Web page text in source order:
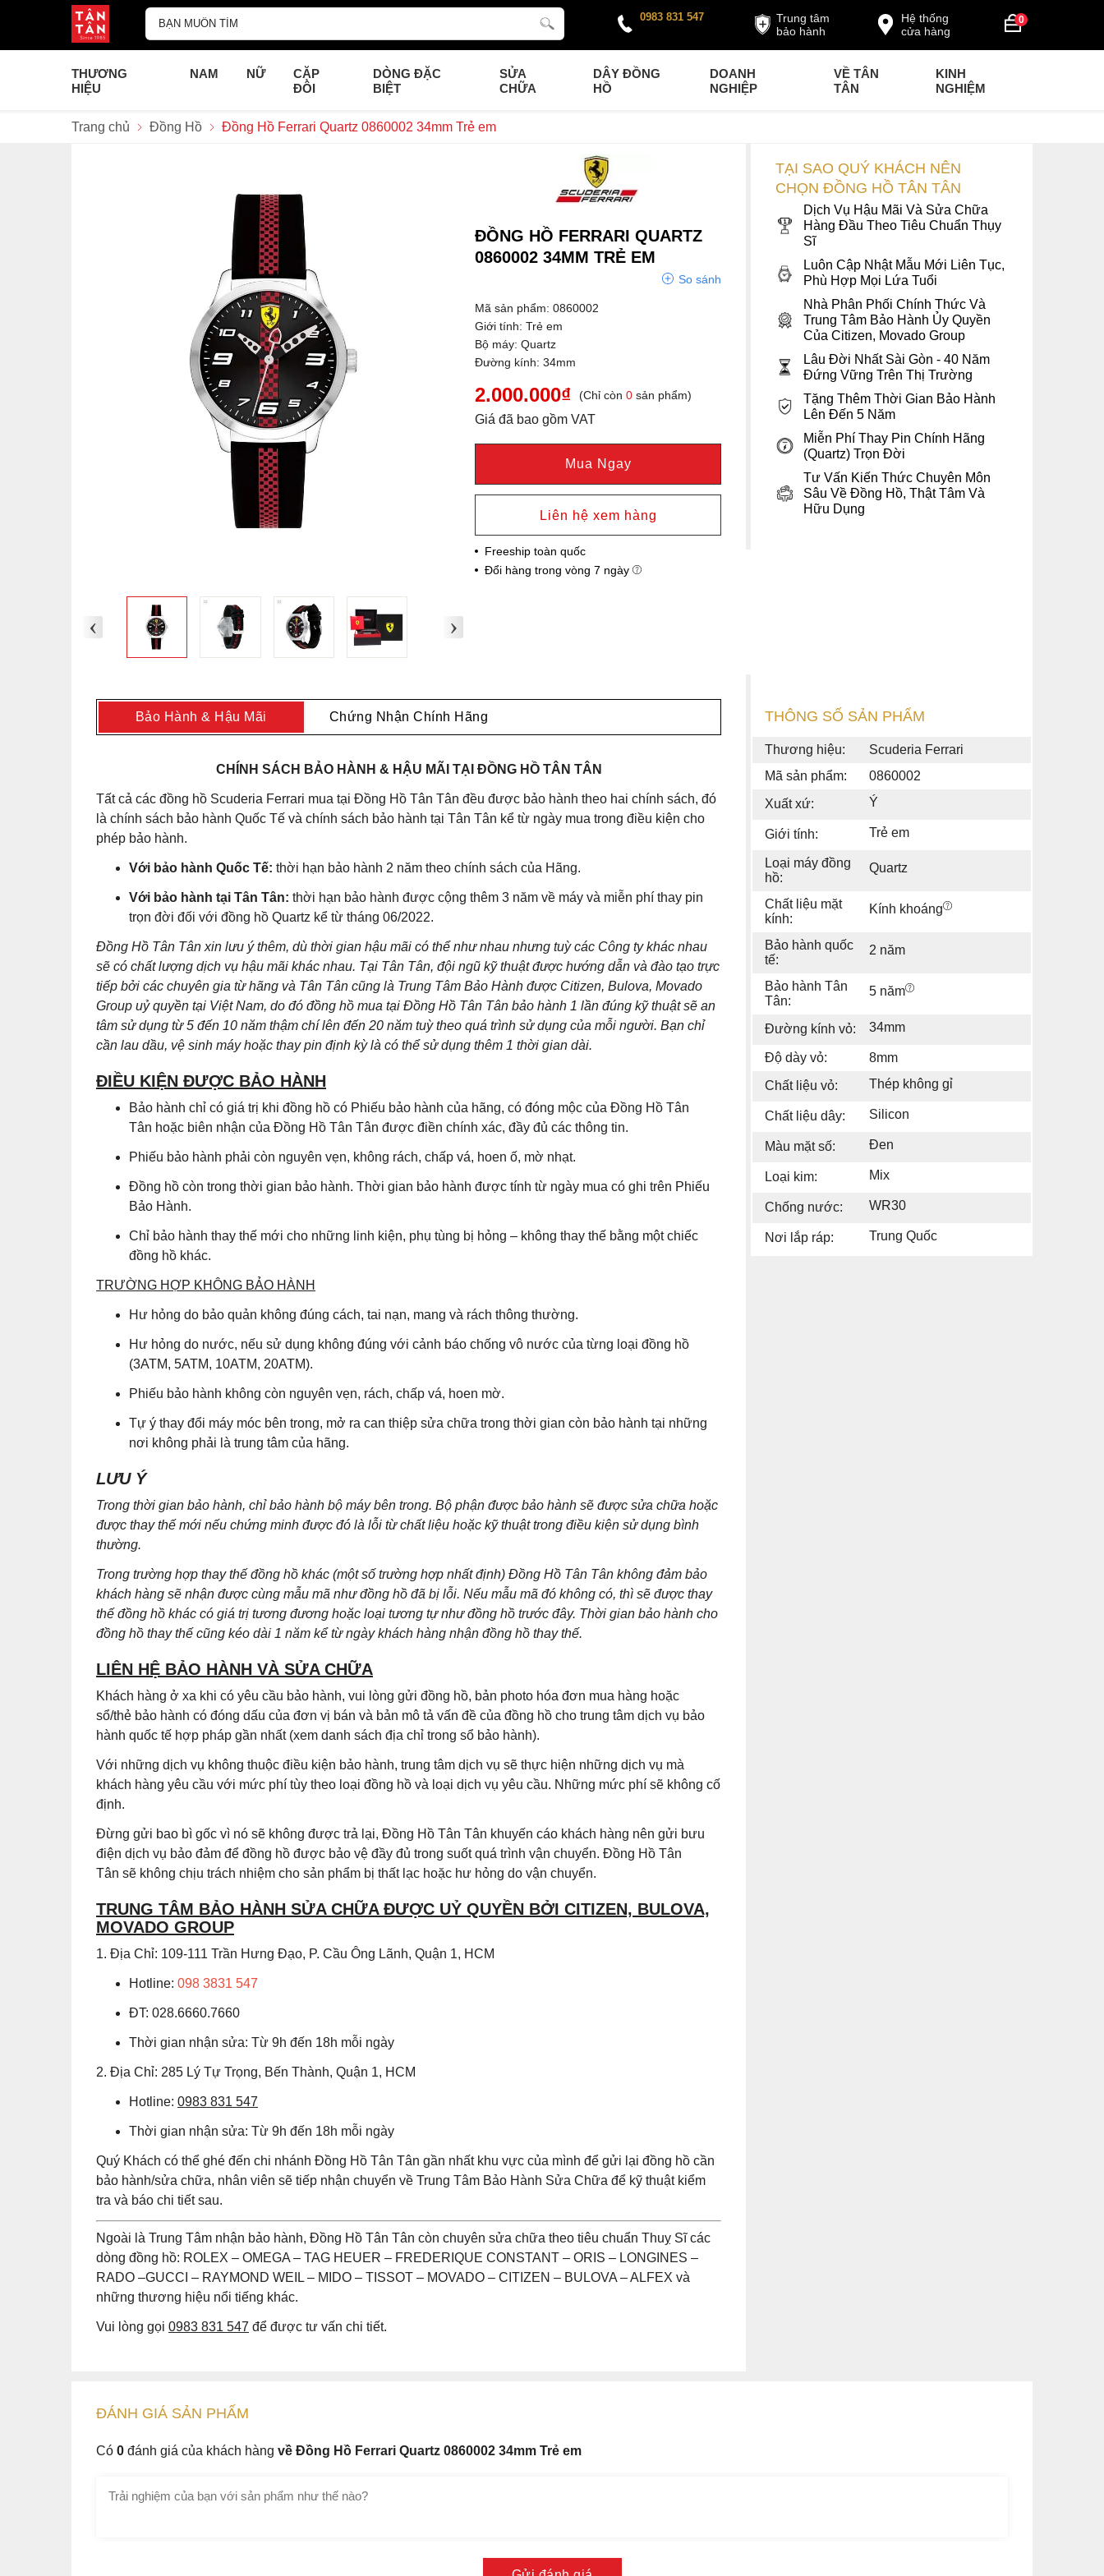
0
Hệ thống
cửa hàng
Trung tâm
bảo hành
0983 831 547
THƯƠNG
HIỆU
NAM NỮ
CẶP
ĐÔI
DÒNG ĐẶC
BIỆT
SỬA
CHỮA
DÂY ĐỒNG
HỒ
DOANH
NGHIỆP
VỀ TÂN
TÂN
KINH
NGHIỆM
Trang chủ Đồng Hồ Đồng Hồ Ferrari Quartz 0860002 34mm Trẻ em
‹ ›
ĐỒNG HỒ FERRARI QUARTZ
0860002 34MM TRẺ EM
So sánh
Mã sản phẩm: 0860002
Giới tính: Trẻ em
Bộ máy: Quartz
Đường kính: 34mm
2.000.000₫ (Chỉ còn0 sản phẩm)
Giá đã bao gồm VAT
Mua Ngay
Liên hệ xem hàng
Freeship toàn quốc
Đổi hàng trong vòng 7 ngày
TẠI SAO QUÝ KHÁCH NÊN
CHỌN ĐỒNG HỒ TÂN TÂN
Dịch Vụ Hậu Mãi Và Sửa Chữa
Hàng Đầu Theo Tiêu Chuẩn Thụy
Sĩ
Luôn Cập Nhật Mẫu Mới Liên Tục,
Phù Hợp Mọi Lứa Tuổi
Nhà Phân Phối Chính Thức Và
Trung Tâm Bảo Hành Ủy Quyền
Của Citizen, Movado Group
Lâu Đời Nhất Sài Gòn - 40 Năm
Đứng Vững Trên Thị Trường
Tặng Thêm Thời Gian Bảo Hành
Lên Đến 5 Năm
Miễn Phí Thay Pin Chính Hãng
(Quartz) Trọn Đời
Tư Vấn Kiến Thức Chuyên Môn
Sâu Về Đồng Hồ, Thật Tâm Và
Hữu Dụng
Bảo Hành & Hậu Mãi Chứng Nhận Chính Hãng
CHÍNH SÁCH BẢO HÀNH & HẬU MÃI TẠI ĐỒNG HỒ TÂN TÂN
Tất cả các đồng hồ Scuderia Ferrari mua tại Đồng Hồ Tân Tân đều được bảo hành theo hai chính sách, đó
là chính sách bảo hành Quốc Tế và chính sách bảo hành tại Tân Tân kể từ ngày mua trong điều kiện cho
phép bảo hành.
Với bảo hành Quốc Tế: thời hạn bảo hành 2 năm theo chính sách của Hãng.
Với bảo hành tại Tân Tân: thời hạn bảo hành được cộng thêm 3 năm về máy và miễn phí thay pin
trọn đời đối với đồng hồ Quartz kể từ tháng 06/2022.
Đồng Hồ Tân Tân xin lưu ý thêm, dù thời gian hậu mãi có thể như nhau nhưng tuỳ các Công ty khác nhau
sẽ có chất lượng dịch vụ hậu mãi khác nhau. Tại Tân Tân, đội ngũ kỹ thuật được hướng dẫn và đào tạo trực
tiếp bởi các chuyên gia từ hãng và Tân Tân cũng là Trung Tâm Bảo Hành được Citizen, Bulova, Movado
Group uỷ quyền tại Việt Nam, do đó đồng hồ mua tại Đồng Hồ Tân Tân bảo hành 1 lần đúng kỹ thuật sẽ an
tâm sử dụng từ 5 đến 10 năm thậm chí lên đến 20 năm tuỳ theo quá trình sử dụng của mỗi người. Bạn chỉ
cần lau dầu, vệ sinh máy hoặc thay pin định kỳ là có thể sử dụng thêm 1 thời gian dài.
ĐIỀU KIỆN ĐƯỢC BẢO HÀNH
Bảo hành chỉ có giá trị khi đồng hồ có Phiếu bảo hành của hãng, có đóng mộc của Đồng Hồ Tân
Tân hoặc biên nhận của Đồng Hồ Tân Tân được điền chính xác, đầy đủ các thông tin.
Phiếu bảo hành phải còn nguyên vẹn, không rách, chấp vá, hoen ố, mờ nhạt.
Đồng hồ còn trong thời gian bảo hành. Thời gian bảo hành được tính từ ngày mua có ghi trên Phiếu
Bảo Hành.
Chỉ bảo hành thay thế mới cho những linh kiện, phụ tùng bị hỏng – không thay thế bằng một chiếc
đồng hồ khác.
TRƯỜNG HỢP KHÔNG BẢO HÀNH
Hư hỏng do bảo quản không đúng cách, tai nạn, mang và rách thông thường.
Hư hỏng do nước, nếu sử dụng không đúng với cảnh báo chống vô nước của từng loại đồng hồ
(3ATM, 5ATM, 10ATM, 20ATM).
Phiếu bảo hành không còn nguyên vẹn, rách, chấp vá, hoen mờ.
Tự ý thay đổi máy móc bên trong, mở ra can thiệp sửa chữa trong thời gian còn bảo hành tại những
nơi không phải là trung tâm của hãng.
LƯU Ý
Trong thời gian bảo hành, chỉ bảo hành bộ máy bên trong. Bộ phận được bảo hành sẽ được sửa chữa hoặc
được thay thế mới nếu chứng minh được đó là lỗi từ chất liệu hoặc kỹ thuật trong điều kiện sử dụng bình
thường.
Trong trường hợp thay thế đồng hồ khác (một số trường hợp nhất định) Đồng Hồ Tân Tân không đảm bảo
khách hàng sẽ nhận được cùng mẫu mã như đồng hồ đã bị lỗi. Nếu mẫu mã đó không có, thì sẽ được thay
thế đồng hồ khác có giá trị tương đương hoặc loại tương tự như đồng hồ trước đây. Thời gian bảo hành cho
đồng hồ thay thế cũng kéo dài 1 năm kể từ ngày khách hàng nhận đồng hồ thay thế.
LIÊN HỆ BẢO HÀNH VÀ SỬA CHỮA
Khách hàng ở xa khi có yêu cầu bảo hành, vui lòng gửi đồng hồ, bản photo hóa đơn mua hàng hoặc
sổ/thẻ bảo hành có đóng dấu của đơn vị bán và bản mô tả vấn đề của đồng hồ cho trung tâm dịch vụ bảo
hành quốc tế hợp pháp gần nhất (xem danh sách địa chỉ trong sổ bảo hành).
Với những dịch vụ không thuộc điều kiện bảo hành, trung tâm dịch vụ sẽ thực hiện những dịch vụ mà
khách hàng yêu cầu với mức phí tùy theo loại đồng hồ và loại dịch vụ yêu cầu. Những mức phí sẽ không cố
định.
Đừng gửi bao bì gốc vì nó sẽ không được trả lại, Đồng Hồ Tân Tân khuyến cáo khách hàng nên gửi bưu
điện dịch vụ bảo đảm để đồng hồ được bảo vệ đầy đủ trong suốt quá trình vận chuyển. Đồng Hồ Tân
Tân sẽ không chịu trách nhiệm cho sản phẩm bị thất lạc hoặc hư hỏng do vận chuyển.
TRUNG TÂM BẢO HÀNH SỬA CHỮA ĐƯỢC UỶ QUYỀN BỞI CITIZEN, BULOVA,
MOVADO GROUP
1. Địa Chỉ: 109-111 Trần Hưng Đạo, P. Cầu Ông Lãnh, Quận 1, HCM
Hotline: 098 3831 547
ĐT: 028.6660.7660
Thời gian nhận sửa: Từ 9h đến 18h mỗi ngày
2. Địa Chỉ: 285 Lý Tự Trọng, Bến Thành, Quận 1, HCM
Hotline: 0983 831 547
Thời gian nhận sửa: Từ 9h đến 18h mỗi ngày
Quý Khách có thể ghé đến chi nhánh Đồng Hồ Tân Tân gần nhất khu vực của mình để gửi lại đồng hồ cần
bảo hành/sửa chữa, nhân viên sẽ tiếp nhận chuyển về Trung Tâm Bảo Hành Sửa Chữa để kỹ thuật kiểm
tra và báo chi tiết sau.
Ngoài là Trung Tâm nhận bảo hành, Đồng Hồ Tân Tân còn chuyên sửa chữa theo tiêu chuẩn Thuỵ Sĩ các
dòng đồng hồ: ROLEX – OMEGA – TAG HEUER – FREDERIQUE CONSTANT – ORIS – LONGINES –
RADO –GUCCI – RAYMOND WEIL – MIDO – TISSOT – MOVADO – CITIZEN – BULOVA – ALFEX và
những thương hiệu nổi tiếng khác.
Vui lòng gọi 0983 831 547 để được tư vấn chi tiết.
THÔNG SỐ SẢN PHẨM
Thương hiệu:
Scuderia Ferrari
Mã sản phẩm:
0860002
Xuất xứ:
Ý
Giới tính: Trẻ em
Loại máy đồng
hồ:
Quartz
Chất liệu mặt
kính:
Kính khoáng
Bảo hành quốc
tế:
2 năm
Bảo hành Tân
Tân:
5 năm
Đường kính vỏ: 34mm
Độ dày vỏ:
8mm
Chất liệu vỏ:
Thép không gỉ
Chất liệu dây: Silicon
Màu mặt số: Đen
Loại kim: Mix
Chống nước: WR30
Nơi lắp ráp: Trung Quốc
ĐÁNH GIÁ SẢN PHẤM
Có 0 đánh giá của khách hàng về Đồng Hồ Ferrari Quartz 0860002 34mm Trẻ em